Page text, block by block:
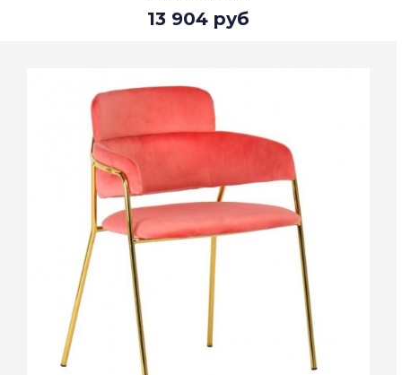
13 904 руб